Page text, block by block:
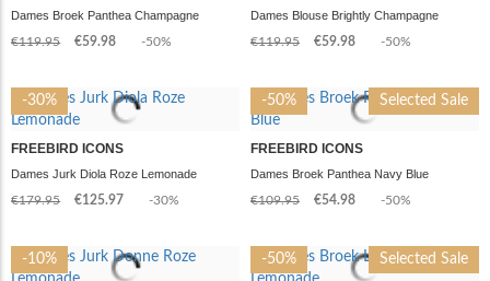
Dames Broek Panthea Champagne
€119.95
€59.98 -50%
Dames Blouse Brightly Champagne
€119.95
€59.98 -50%
-30%
FREEBIRD ICONS
Dames Jurk Diola Roze Lemonade
€179.95
€125.97 -30%
-50% Selected Sale
FREEBIRD ICONS
Dames Broek Panthea Navy Blue
€109.95
€54.98 -50%
-10% -50% Selected Sale